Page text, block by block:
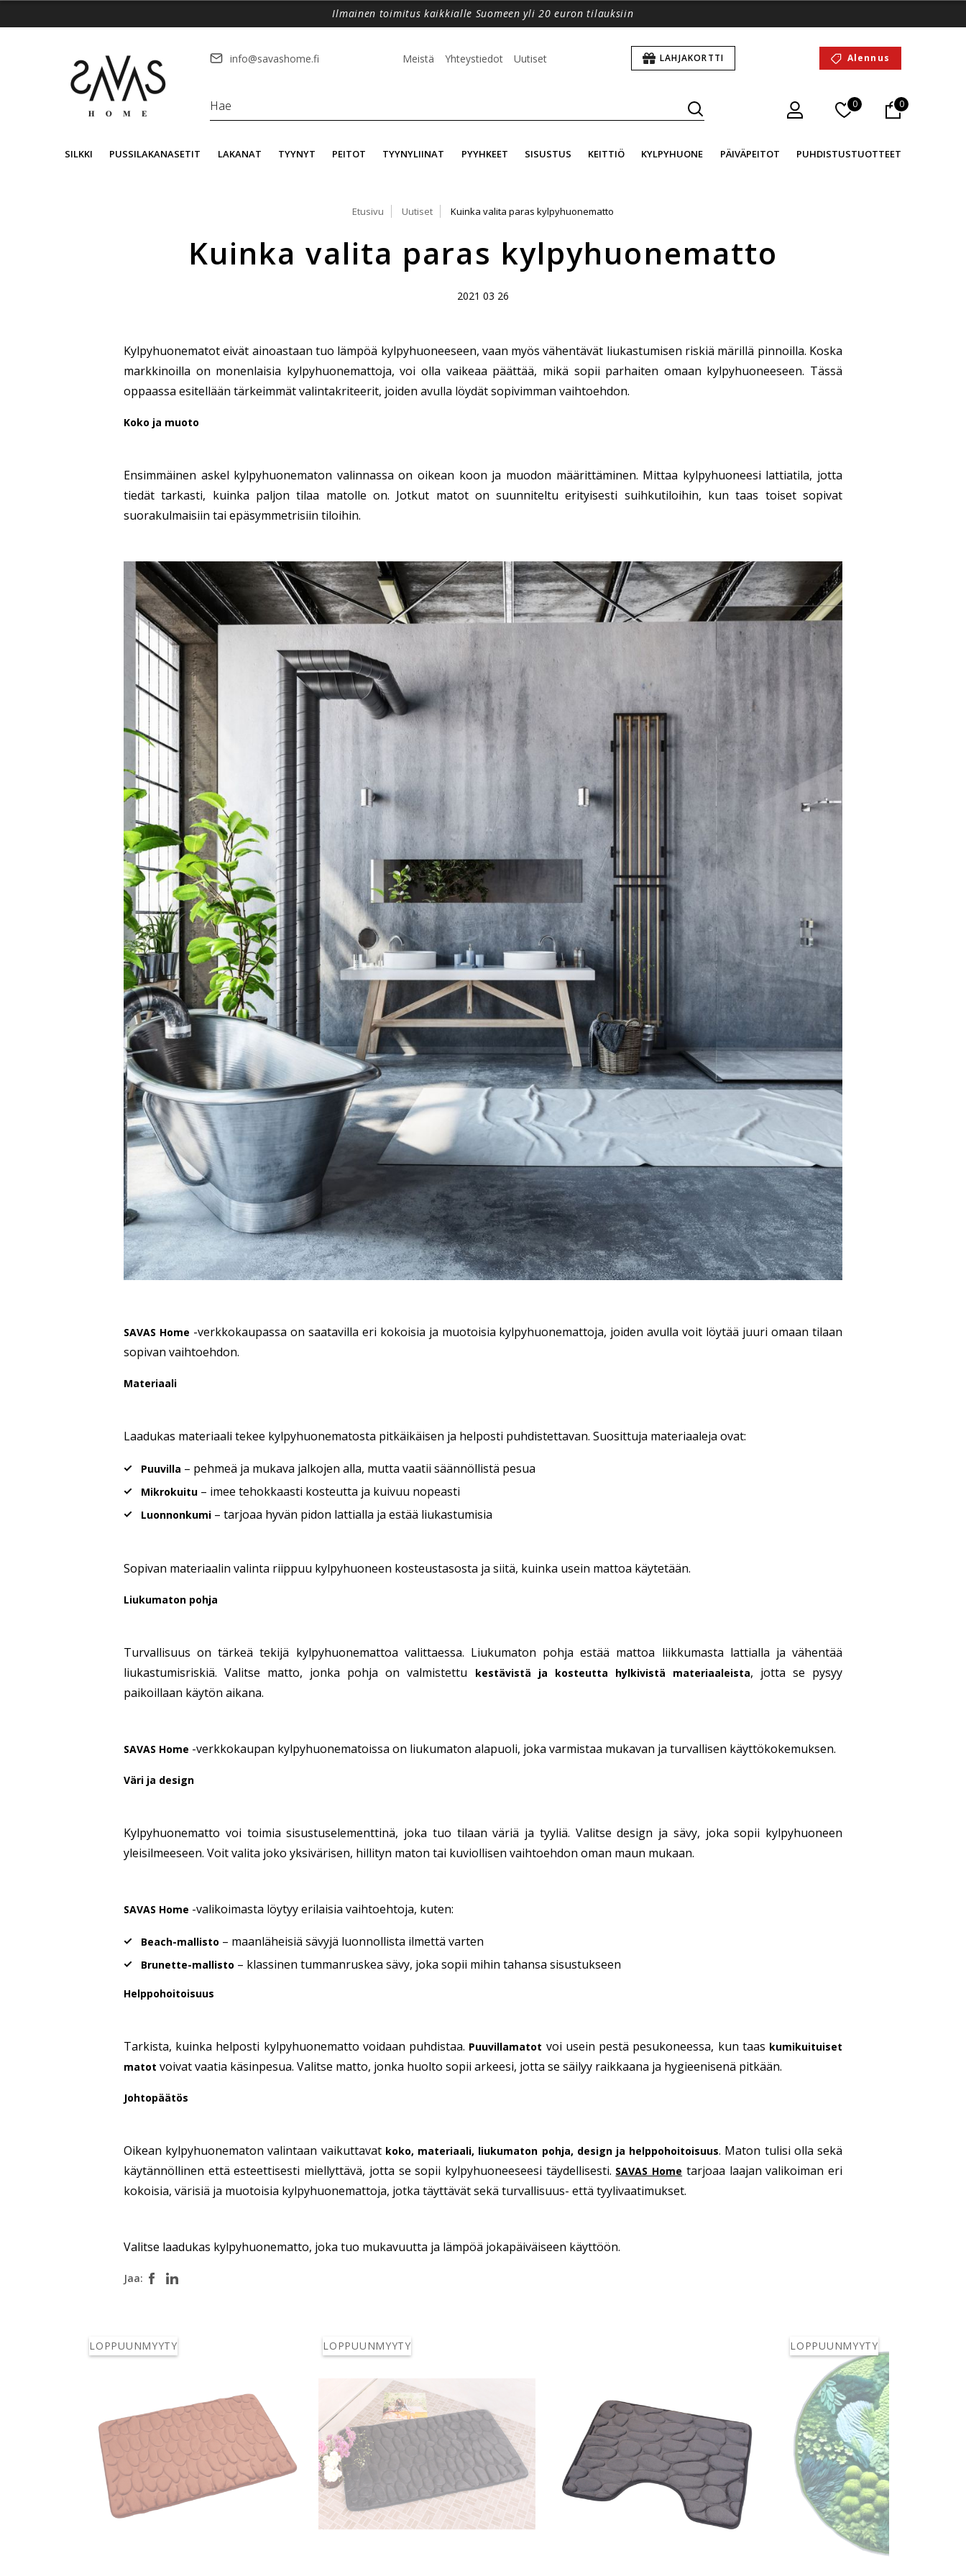
Ilmainen toimitus kaikkialle Suomeen yli 20 euron tilauksiin
info@savashome.fi Meistä Yhteystiedot Uutiset LAHJAKORTTI Alennus
0 0
SILKKI PUSSILAKANASETIT LAKANAT TYYNYT PEITOT TYYNYLIINAT PYYHKEET SISUSTUS KEITTIÖ KYLPYHUONE PÄIVÄPEITOT PUHDISTUSTUOTTEET
Etusivu Uutiset Kuinka valita paras kylpyhuonematto
Kuinka valita paras kylpyhuonematto
2021 03 26
Kylpyhuonematot eivät ainoastaan tuo lämpöä kylpyhuoneeseen, vaan myös vähentävät liukastumisen riskiä märillä pinnoilla. Koska
markkinoilla on monenlaisia kylpyhuonemattoja, voi olla vaikeaa päättää, mikä sopii parhaiten omaan kylpyhuoneeseen. Tässä
oppaassa esitellään tärkeimmät valintakriteerit, joiden avulla löydät sopivimman vaihtoehdon.
Koko ja muoto
Ensimmäinen askel kylpyhuonematon valinnassa on oikean koon ja muodon määrittäminen. Mittaa kylpyhuoneesi lattiatila, jotta
tiedät tarkasti, kuinka paljon tilaa matolle on. Jotkut matot on suunniteltu erityisesti suihkutiloihin, kun taas toiset sopivat
suorakulmaisiin tai epäsymmetrisiin tiloihin.
SAVAS Home -verkkokaupassa on saatavilla eri kokoisia ja muotoisia kylpyhuonemattoja, joiden avulla voit löytää juuri omaan tilaan
sopivan vaihtoehdon.
Materiaali
Laadukas materiaali tekee kylpyhuonematosta pitkäikäisen ja helposti puhdistettavan. Suosittuja materiaaleja ovat:
Puuvilla – pehmeä ja mukava jalkojen alla, mutta vaatii säännöllistä pesua
Mikrokuitu – imee tehokkaasti kosteutta ja kuivuu nopeasti
Luonnonkumi – tarjoaa hyvän pidon lattialla ja estää liukastumisia
Sopivan materiaalin valinta riippuu kylpyhuoneen kosteustasosta ja siitä, kuinka usein mattoa käytetään.
Liukumaton pohja
Turvallisuus on tärkeä tekijä kylpyhuonemattoa valittaessa. Liukumaton pohja estää mattoa liikkumasta lattialla ja vähentää
liukastumisriskiä. Valitse matto, jonka pohja on valmistettu
kestävistä ja kosteutta hylkivistä materiaaleista, jotta se pysyy
paikoillaan käytön aikana.
SAVAS Home -verkkokaupan kylpyhuonematoissa on liukumaton alapuoli, joka varmistaa mukavan ja turvallisen käyttökokemuksen.
Väri ja design
Kylpyhuonematto voi toimia sisustuselementtinä, joka tuo tilaan väriä ja tyyliä. Valitse design ja sävy, joka sopii kylpyhuoneen
yleisilmeeseen. Voit valita joko yksivärisen, hillityn maton tai kuviollisen vaihtoehdon oman maun mukaan.
SAVAS Home -valikoimasta löytyy erilaisia vaihtoehtoja, kuten:
Beach-mallisto – maanläheisiä sävyjä luonnollista ilmettä varten
Brunette-mallisto – klassinen tummanruskea sävy, joka sopii mihin tahansa sisustukseen
Helppohoitoisuus
Tarkista, kuinka helposti kylpyhuonematto voidaan puhdistaa. Puuvillamatot voi usein pestä pesukoneessa, kun taas kumikuituiset
matot voivat vaatia käsinpesua. Valitse matto, jonka huolto sopii arkeesi, jotta se säilyy raikkaana ja hygieenisenä pitkään.
Johtopäätös
Oikean kylpyhuonematon valintaan vaikuttavat koko, materiaali, liukumaton pohja, design ja helppohoitoisuus. Maton tulisi olla sekä
käytännöllinen että esteettisesti miellyttävä, jotta se sopii kylpyhuoneeseesi täydellisesti. SAVAS Home tarjoaa laajan valikoiman eri
kokoisia, värisiä ja muotoisia kylpyhuonemattoja, jotka täyttävät sekä turvallisuus- että tyylivaatimukset.
Valitse laadukas kylpyhuonematto, joka tuo mukavuutta ja lämpöä jokapäiväiseen käyttöön.
Jaa:
LOPPUUNMYYTY LOPPUUNMYYTY LOPPUUNMYYTY